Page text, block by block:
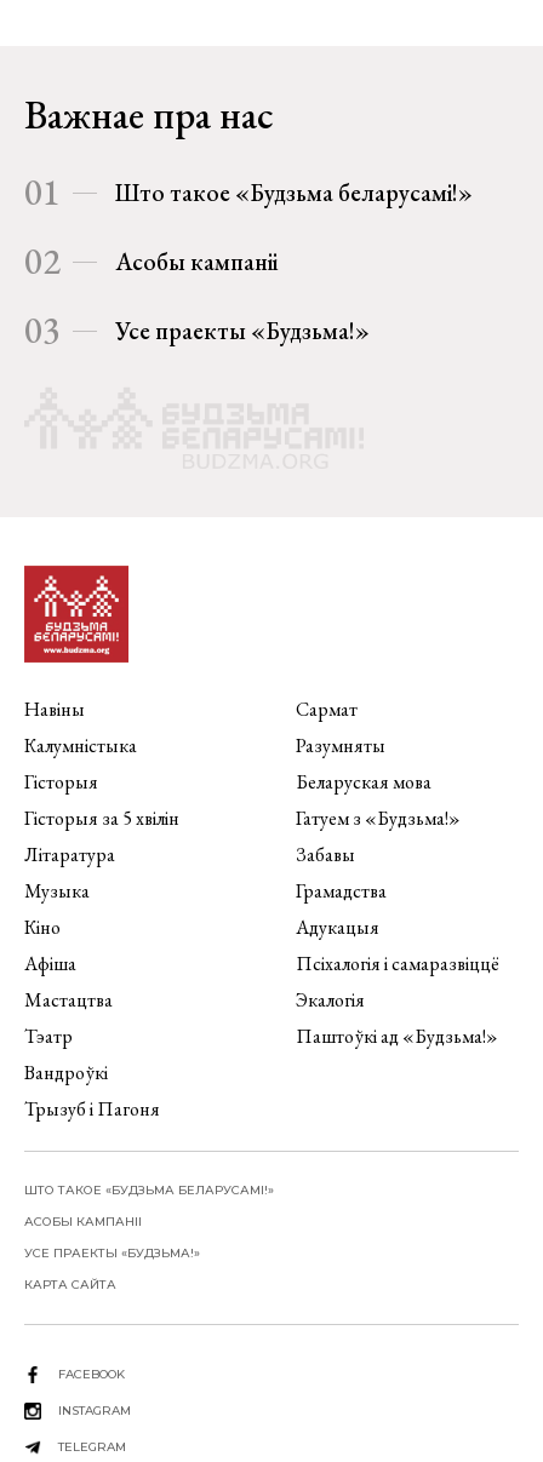
Важнае пра нас
01 Што такое «Будзьма беларусамі!»
02 Асобы кампаніі
03 Усе праекты «Будзьма!»
Навіны
Калумністыка
Гісторыя
Гісторыя за 5 хвілін
Літаратура
Музыка
Кіно
Афіша
Мастацтва
Тэатр
Вандроўкі
Трызуб і Пагоня
Сармат
Разумняты
Беларуская мова
Гатуем з «Будзьма!»
Забавы
Грамадства
Адукацыя
Псіхалогія і самаразвіццё
Экалогія
Паштоўкі ад «Будзьма!»
ШТО ТАКОЕ «БУДЗЬМА БЕЛАРУСАМІ!»
АСОБЫ КАМПАНІІ
УСЕ ПРАЕКТЫ «БУДЗЬМА!»
КАРТА САЙТА
FACEBOOK
INSTAGRAM
TELEGRAM